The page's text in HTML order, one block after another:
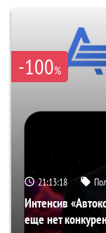
-100%
21:13:17
Интенсив
еще нет